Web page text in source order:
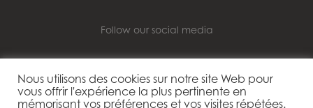
Follow our social media
Mowi France
Nous utilisons des cookies sur notre site Web pour
vous offrir l'expérience la plus pertinente en
mémorisant vos préférences et vos visites répétées.